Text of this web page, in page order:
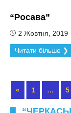
“Росава”
2 Жовтня, 2019
Читати більше ❯
« 1 … 5